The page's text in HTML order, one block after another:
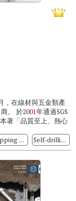
，在線材與五金類產
。 於2001年通過SGS
著「品質至上、熱心
化，...
Tapping Screws Self-drilling Screws